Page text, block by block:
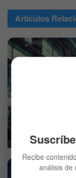
Articulos
Wall Street:
alimentación
7 DE AGOSTO DE
Recibe
análisis de